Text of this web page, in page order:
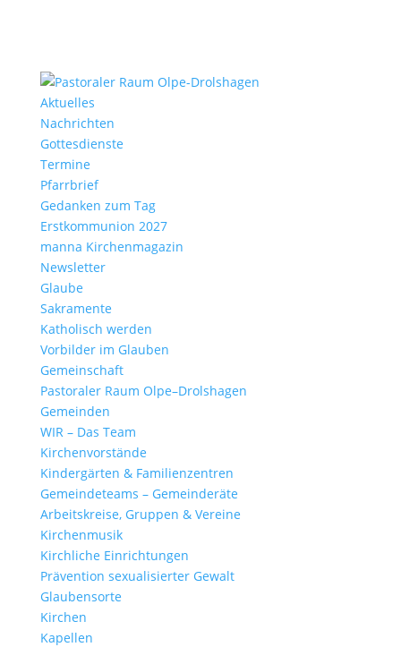
Aktu­elles
Nach­richten
Gottes­dienste
Termine
Pfarr­brief
Gedanken zum Tag
Erst­kom­mu­nion 2027
manna Kirchen­ma­gazin
News­letter
Glaube
Sakra­mente
Katho­lisch werden
Vorbilder im Glauben
Gemein­schaft
Pasto­raler Raum Olpe–Drolshagen
Gemeinden
WIR – Das Team
Kirchen­vor­stände
Kinder­gärten & Familienzentren
Gemein­de­teams – Gemeinderäte
Arbeits­kreise, Gruppen & Vereine
Kirchen­musik
Kirch­liche Einrichtungen
Präven­tion sexua­li­sierter Gewalt
Glau­ben­s­orte
Kirchen
Kapellen